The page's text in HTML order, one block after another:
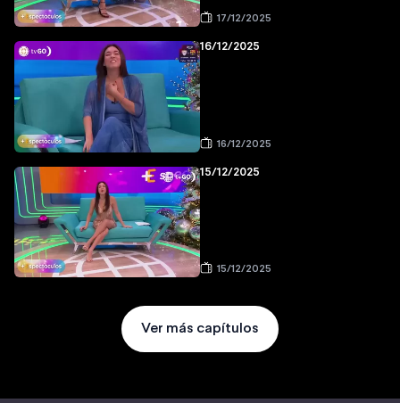
17/12/2025
16/12/2025
16/12/2025
15/12/2025
15/12/2025
Ver más capítulos